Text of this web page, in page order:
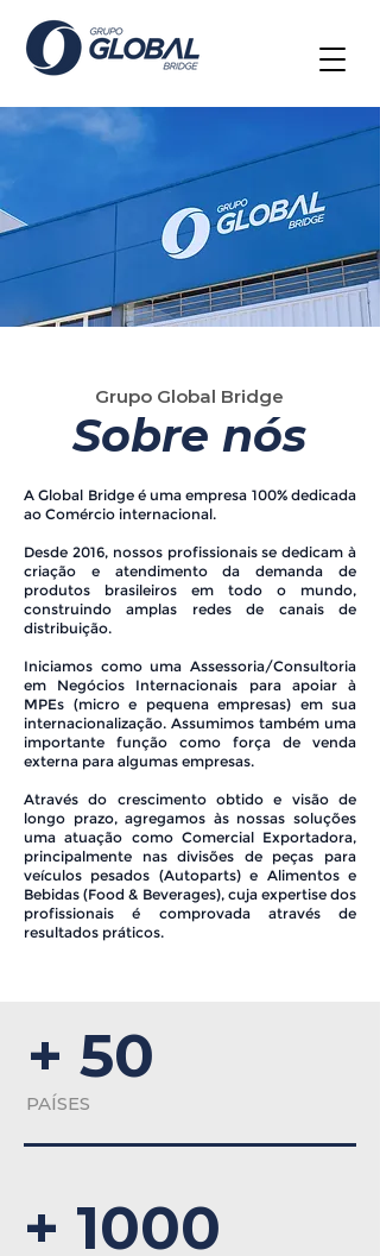
Grupo Global Bridge
Sobre nós
A Global Bridge é uma empresa 100% dedicada
ao Comércio internacional.
Desde 2016, nossos profissionais se dedicam à
criação e atendimento da demanda de
produtos brasileiros em todo o mundo,
construindo amplas redes de canais de
distribuição.
Iniciamos como uma Assessoria/Consultoria
em Negócios Internacionais para apoiar à
MPEs (micro e pequena empresas) em sua
internacionalização. Assumimos também uma
importante função como força de venda
externa para algumas empresas.
Através do crescimento obtido e visão de
longo prazo, agregamos às nossas soluções
uma atuação como Comercial Exportadora,
principalmente nas divisões de peças para
veículos pesados (Autoparts) e Alimentos e
Bebidas (Food & Beverages), cuja expertise dos
profissionais é comprovada através de
resultados práticos.
+ 50
PAÍSES
+ 1000